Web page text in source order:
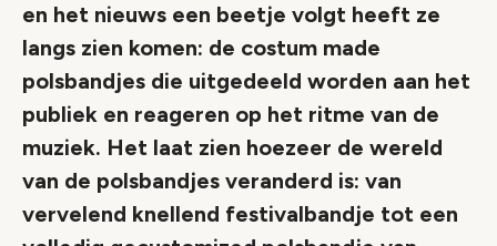
en het nieuws een beetje volgt heeft ze
langs zien komen: de costum made
polsbandjes die uitgedeeld worden aan het
publiek en reageren op het ritme van de
muziek. Het laat zien hoezeer de wereld
van de polsbandjes veranderd is: van
vervelend knellend festivalbandje tot een